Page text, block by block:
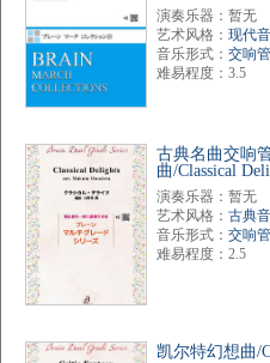
演奏乐器：暂无
艺术风格： 现代
音乐形式： 交响
难易程度：3.5
古典名曲交响
曲/Classical
演奏乐器：暂无
艺术风格： 古典
音乐形式： 交响
难易程度：2.5
凯尔特幻想曲/